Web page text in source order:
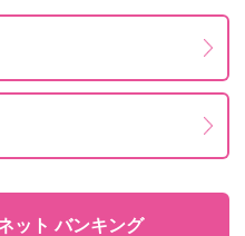
ット バンキング